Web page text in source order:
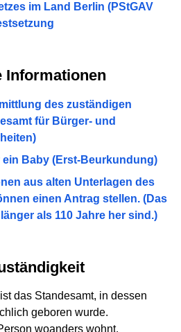
im Land Berlin (PStGAV
Informationen
des zuständigen
für Bürger- und
Baby (Erst-Beurkundung)
aus alten Unterlagen des
einen Antrag stellen. (Das
als 110 Jahre her sind.)
das Standesamt, in dessen
geboren wurde.
woanders wohnt.